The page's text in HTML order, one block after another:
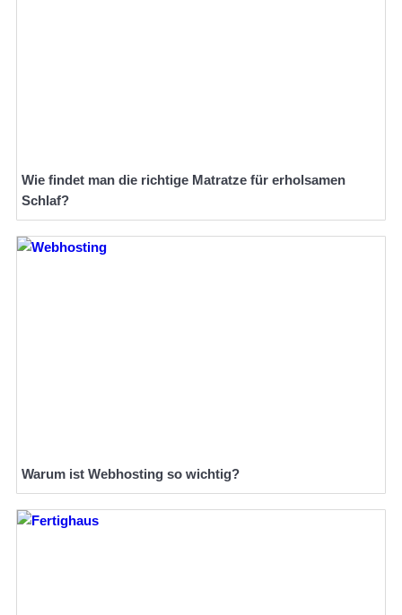
Wie findet man die richtige Matratze für erholsamen
Schlaf?
Warum ist Webhosting so wichtig?